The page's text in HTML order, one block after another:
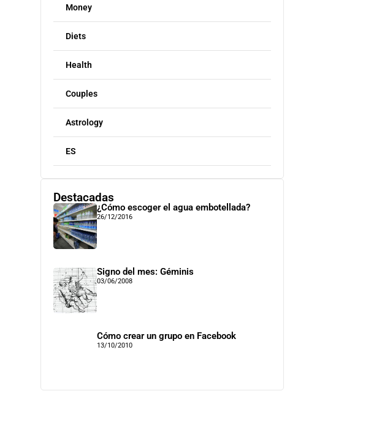
Money
Diets
Health
Couples
Astrology
ES
Destacadas
¿Cómo escoger el agua embotellada?
26/12/2016
Signo del mes: Géminis
03/06/2008
Cómo crear un grupo en Facebook
13/10/2010